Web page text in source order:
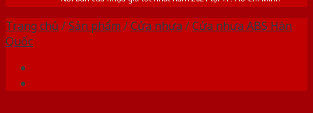
Trang chủ /Sản phẩm /Cửa nhựa /Cửa nhựa ABS Hàn
Quốc